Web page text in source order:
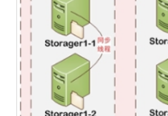
java开发
javaSE
JavaWeb
JUC